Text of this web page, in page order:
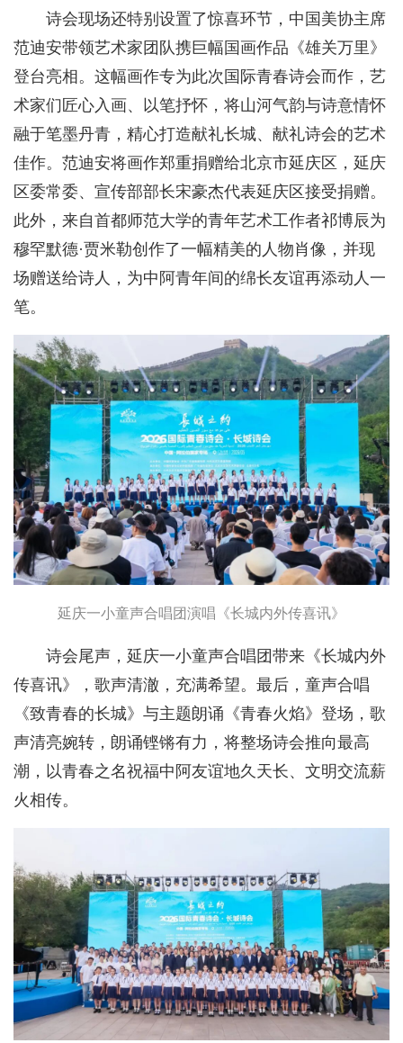
诗会现场还特别设置了惊喜环节，中国美协主席
范迪安带领艺术家团队携巨幅国画作品《雄关万里》
登台亮相。这幅画作专为此次国际青春诗会而作，艺
术家们匠心入画、以笔抒怀，将山河气韵与诗意情怀
融于笔墨丹青，精心打造献礼长城、献礼诗会的艺术
佳作。范迪安将画作郑重捐赠给北京市延庆区，延庆
区委常委、宣传部部长宋豪杰代表延庆区接受捐赠。
此外，来自首都师范大学的青年艺术工作者祁博辰为
穆罕默德·贾米勒创作了一幅精美的人物肖像，并现
场赠送给诗人，为中阿青年间的绵长友谊再添动人一
笔。
延庆一小童声合唱团演唱《长城内外传喜讯》
诗会尾声，延庆一小童声合唱团带来《长城内外
传喜讯》，歌声清澈，充满希望。最后，童声合唱
《致青春的长城》与主题朗诵《青春火焰》登场，歌
声清亮婉转，朗诵铿锵有力，将整场诗会推向最高
潮，以青春之名祝福中阿友谊地久天长、文明交流薪
火相传。